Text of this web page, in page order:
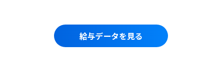
給与データを見る